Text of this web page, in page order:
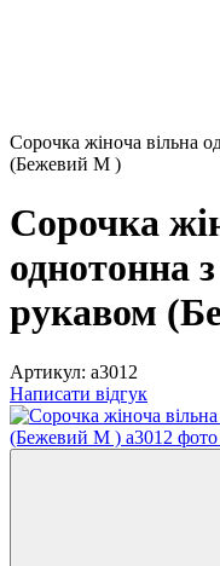
Сорочка жіноча вільна
(Бежевий M )
Сорочка
однотонна
рукавом
Артикул: а3012
Написати відгук